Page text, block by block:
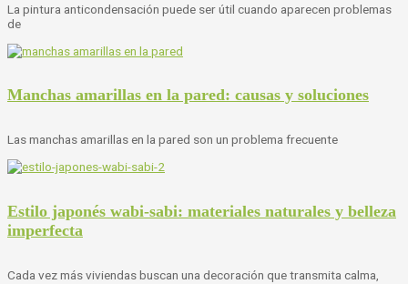
La pintura anticondensación puede ser útil cuando aparecen problemas
de
Manchas amarillas en la pared: causas y soluciones
Las manchas amarillas en la pared son un problema frecuente
Estilo japonés wabi-sabi: materiales naturales y belleza
imperfecta
Cada vez más viviendas buscan una decoración que transmita calma,